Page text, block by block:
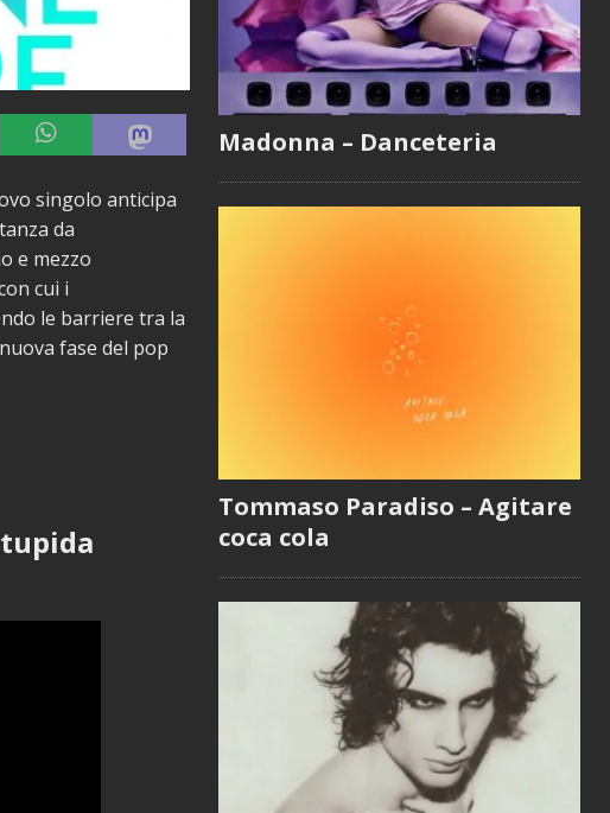
singolo anticipa
da
e mezzo
cui i
le barriere tra la
fase del pop
Madonna – Danceteria
Tommaso Paradiso – Agitare
coca cola